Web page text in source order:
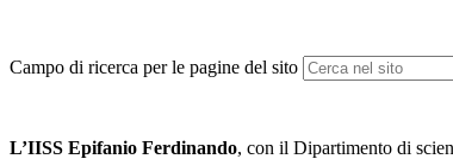
Campo di ricerca per le pagine del sito
L’IISS Epifanio Ferdinando, con il Dipartimento di